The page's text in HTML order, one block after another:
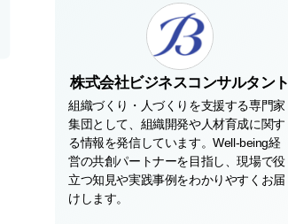
株式会社ビジネスコンサルタント
組織づくり・人づくりを支援する専門家
集団として、組織開発や人材育成に関す
る情報を発信しています。Well-being経
営の共創パートナーを目指し、現場で役
立つ知見や実践事例をわかりやすくお届
けします。